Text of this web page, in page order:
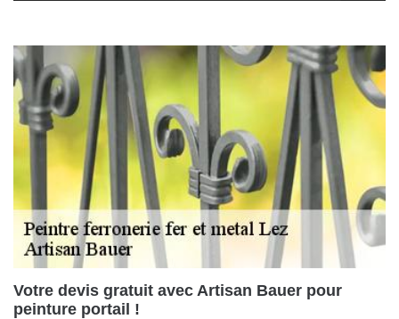
Votre devis gratuit avec Artisan Bauer pour
peinture portail !